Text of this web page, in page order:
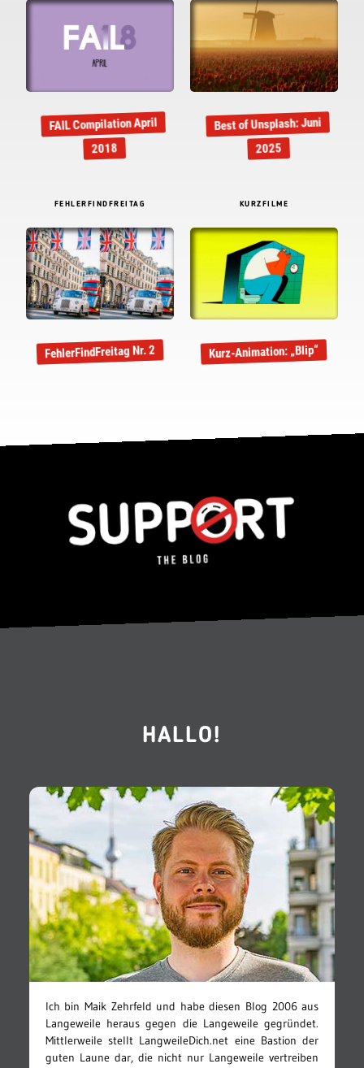
FAIL Compilation April
2018
Best of Unsplash: Juni
2025
FEHLERFINDFREITAG
FehlerFindFreitag Nr. 2
KURZFILME
Kurz-Animation: „Blip“
HALLO!
Ich bin Maik Zehrfeld und habe diesen Blog 2006 aus
Langeweile heraus gegen die Langeweile gegründet.
Mittlerweile stellt LangweileDich.net eine Bastion der
guten Laune dar, die nicht nur Langeweile vertreiben